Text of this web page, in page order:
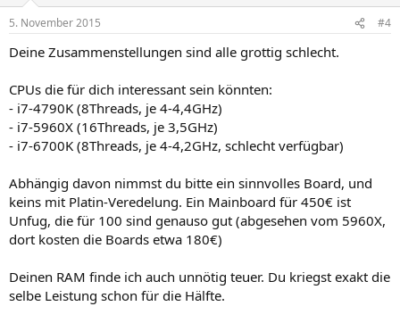
5. November 2015 #4
Deine Zusammenstellungen sind alle grottig schlecht.
CPUs die für dich interessant sein könnten:
- i7-4790K (8Threads, je 4-4,4GHz)
- i7-5960X (16Threads, je 3,5GHz)
- i7-6700K (8Threads, je 4-4,2GHz, schlecht verfügbar)
Abhängig davon nimmst du bitte ein sinnvolles Board, und
keins mit Platin-Veredelung. Ein Mainboard für 450€ ist
Unfug, die für 100 sind genauso gut (abgesehen vom 5960X,
dort kosten die Boards etwa 180€)
Deinen RAM finde ich auch unnötig teuer. Du kriegst exakt die
selbe Leistung schon für die Hälfte.